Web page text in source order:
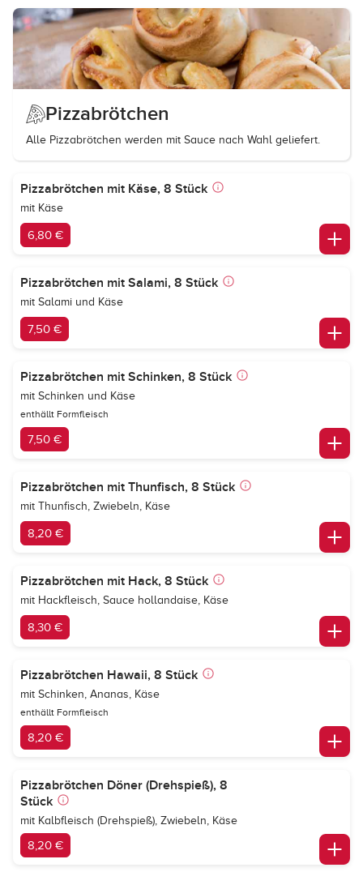
Pizzabrötchen
Alle Pizzabrötchen werden mit Sauce nach Wahl geliefert.
Pizzabrötchen mit Käse, 8 Stück
mit Käse
6,80 €
Pizzabrötchen mit Salami, 8 Stück
mit Salami und Käse
7,50 €
Pizzabrötchen mit Schinken, 8 Stück
mit Schinken und Käse
enthällt Formfleisch
7,50 €
Pizzabrötchen mit Thunfisch, 8 Stück
mit Thunfisch, Zwiebeln, Käse
8,20 €
Pizzabrötchen mit Hack, 8 Stück
mit Hackfleisch, Sauce hollandaise, Käse
8,30 €
Pizzabrötchen Hawaii, 8 Stück
mit Schinken, Ananas, Käse
enthällt Formfleisch
8,20 €
Pizzabrötchen Döner (Drehspieß), 8
Stück
mit Kalbfleisch (Drehspieß), Zwiebeln, Käse
8,20 €